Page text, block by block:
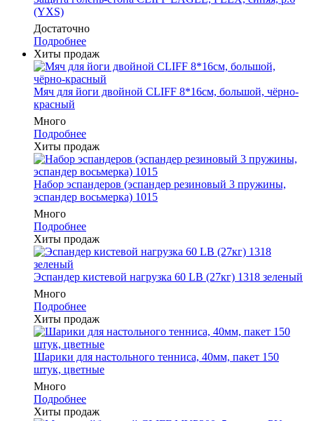
(YXS)
Достаточно
Подробнее
Хиты продаж
Мяч для йоги двойной CLIFF 8*16см, большой, чёрно-
красный
Много
Подробнее
Хиты продаж
Набор эспандеров (эспандер резиновый 3 пружины,
эспандер восьмерка) 1015
Много
Подробнее
Хиты продаж
Эспандер кистевой нагрузка 60 LB (27кг) 1318 зеленый
Много
Подробнее
Хиты продаж
Шарики для настольного тенниса, 40мм, пакет 150
штук, цветные
Много
Подробнее
Хиты продаж